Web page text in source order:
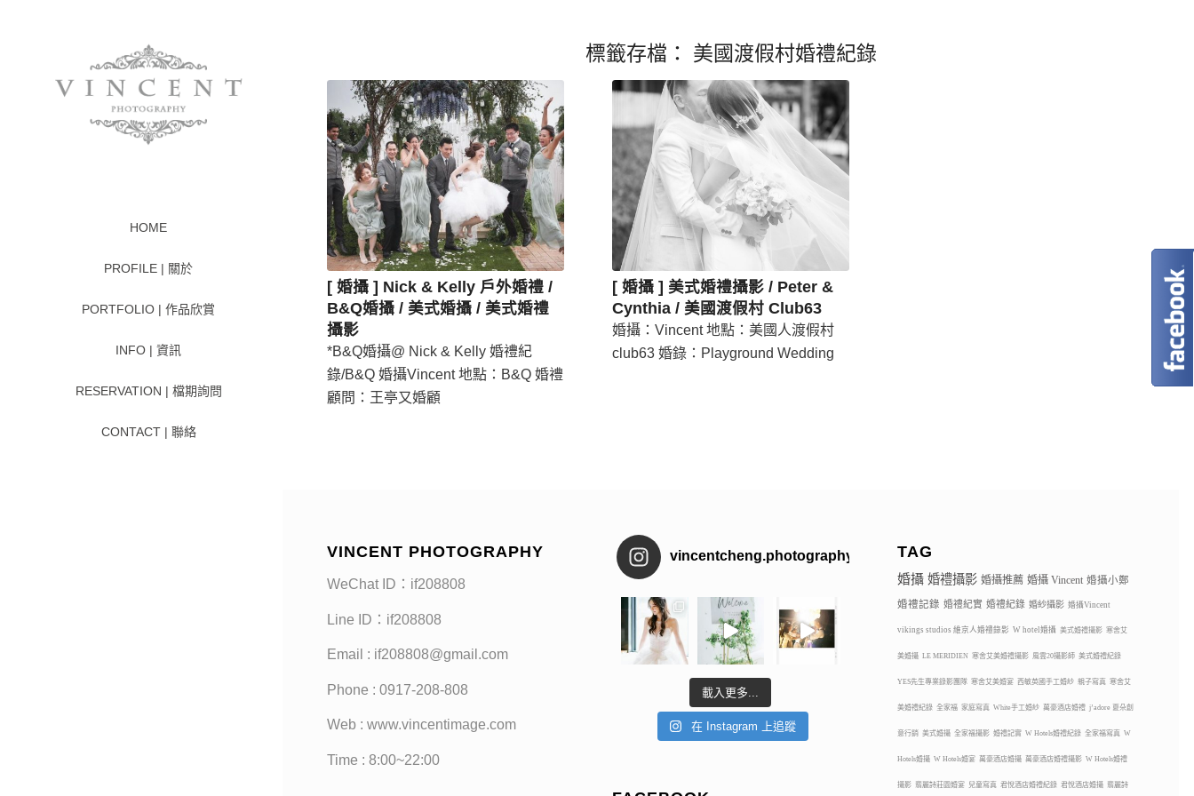
HOME
PROFILE | 關於
PORTFOLIO | 作品欣賞
INFO | 資訊
RESERVATION | 檔期詢問
CONTACT | 聯絡
標籤存檔： 美國渡假村婚禮紀錄
[ 婚攝 ] Nick & Kelly 戶外婚禮 /
B&Q婚攝 / 美式婚攝 / 美式婚禮
攝影
*B&Q婚攝@ Nick & Kelly 婚禮紀
錄/B&Q 婚攝Vincent 地點：B&Q 婚禮
顧問：王亭又婚顧
[ 婚攝 ] 美式婚禮攝影 / Peter &
Cynthia / 美國渡假村 Club63
婚攝：Vincent 地點：美國人渡假村
club63 婚錄：Playground Wedding
VINCENT PHOTOGRAPHY
WeChat ID：if208808
Line ID：if208808
Email : if208808@gmail.com
Phone : 0917-208-808
Web : www.vincentimage.com
Time : 8:00~22:00
vincentcheng.photography
載入更多...
在 Instagram 上追蹤
TAG
婚攝 婚禮攝影 婚攝推薦 婚攝 Vincent 婚攝小鄭
婚禮記錄 婚禮紀實 婚禮紀錄 婚紗攝影 婚攝Vincent
vikings studios 維京人婚禮錄影 W hotel婚攝 美式婚禮攝影 寒舍艾
美婚攝 LE MERIDIEN 寒舍艾美婚禮攝影 風雲20攝影師 美式婚禮紀錄
YES先生專業錄影團隊 寒舍艾美婚宴 西敏英國手工婚紗 親子寫真 寒舍艾
美婚禮紀錄 全家福 家庭寫真 White手工婚紗 萬豪酒店婚禮 j’adore 夏朵創
意行銷 美式婚攝 全家福攝影 婚禮記實 W Hotels婚禮紀錄 全家福寫真 W
Hotels婚攝 W Hotels婚宴 萬豪酒店婚攝 萬豪酒店婚禮攝影 W Hotels婚禮
攝影 翡麗詩莊園婚宴 兒童寫真 君悅酒店婚禮紀錄 君悅酒店婚攝 翡麗詩